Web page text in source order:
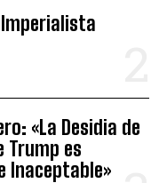
«La Desidia de
Trump es
Inaceptable»